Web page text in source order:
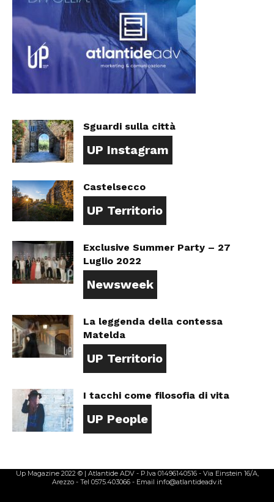
Sguardi sulla città
UP Instagram
Castelsecco
UP Territorio
Exclusive Summer Party – 27
Luglio 2022
Newsweek
La leggenda della contessa
Matelda
UP Territorio
I tacchi come filosofia di vita
UP People
Up Magazine 2022 © | Atlantide ADV - P.Iva 01496140516 - Via Einstein 16/A,
Arezzo - Tel 0575.403066 - Email info@atlantideadv.it